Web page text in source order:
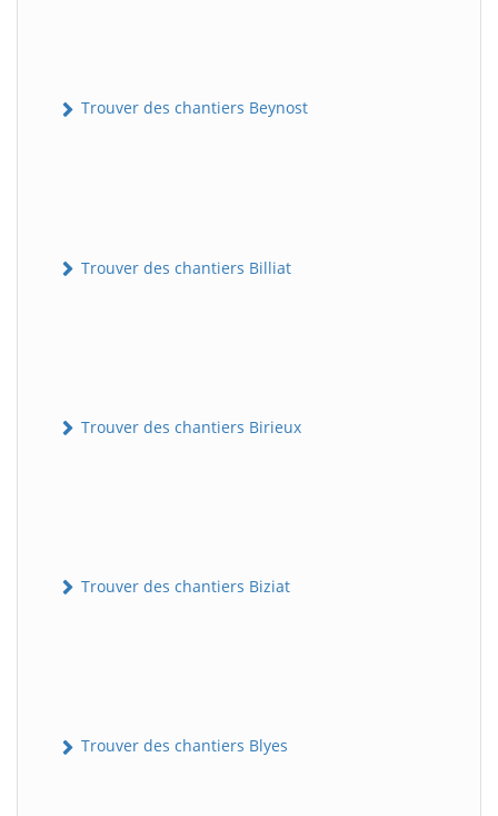
Trouver des chantiers Beynost
Trouver des chantiers Billiat
Trouver des chantiers Birieux
Trouver des chantiers Biziat
Trouver des chantiers Blyes